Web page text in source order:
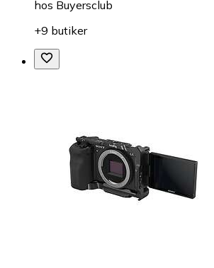
hos Buyersclub
+9 butiker